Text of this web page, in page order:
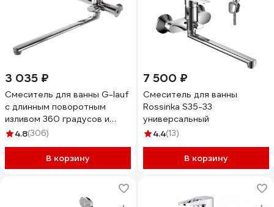
3 035 ₽
Смеситель для ванны G-lauf
с длинным поворотным
изливом 360 градусов и
душевой лейкой, хром NUD7-
4.8(306)
В корзину
7 500 ₽
Смеситель для ванны
Rossinka S35-33
универсальный
4.4(13)
В корзину